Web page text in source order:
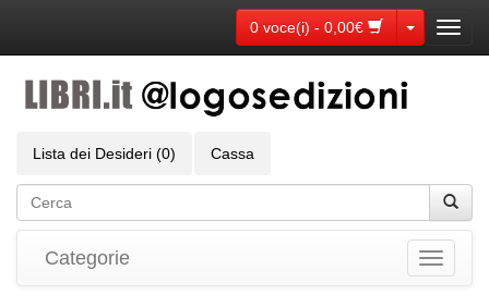
0 voce(i) - 0,00€ Toggle
Lista dei Desideri (0) Cassa
Toggle
Categorie